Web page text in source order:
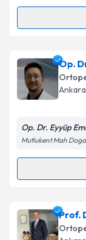
Randevu
Doç. Dr.
oluşturun.
takvim
Metni
Op.
Ankara
Op. Dr. Eyyüp
Mutlukent Mah
Randevu
Op. Dr.
talebi
için bir
Prof.